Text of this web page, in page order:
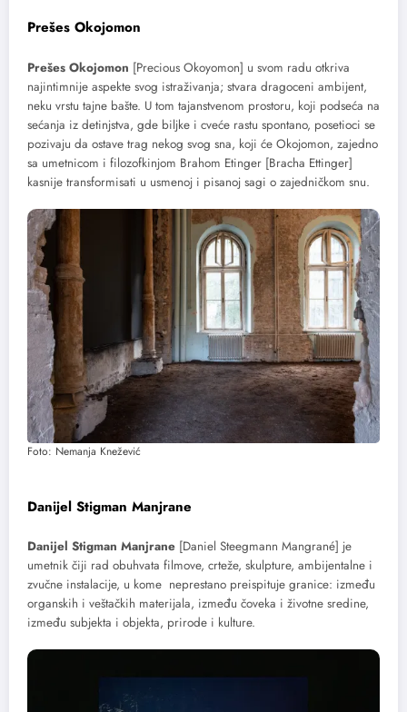
Prešes Okojomon
Prešes Okojomon [Precious Okoyomon] u svom radu otkriva
najintimnije aspekte svog istraživanja; stvara dragoceni ambijent,
neku vrstu tajne bašte. U tom tajanstvenom prostoru, koji podseća na
sećanja iz detinjstva, gde biljke i cveće rastu spontano, posetioci se
pozivaju da ostave trag nekog svog sna, koji će Okojomon, zajedno
sa umetnicom i filozofkinjom Brahom Etinger [Bracha Ettinger]
kasnije transformisati u usmenoj i pisanoj sagi o zajedničkom snu.
Foto: Nemanja Knežević
Danijel Stigman Manjrane
Danijel Stigman Manjrane [Daniel Steegmann Mangrané] je
umetnik čiji rad obuhvata filmove, crteže, skulpture, ambijentalne i
zvučne instalacije, u kome neprestano preispituje granice: između
organskih i veštačkih materijala, između čoveka i životne sredine,
između subjekta i objekta, prirode i kulture.